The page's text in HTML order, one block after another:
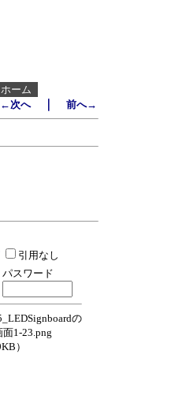
ホーム
←次へ｜ 前へ→
引用なし
パスワード
の
1-23.png
）